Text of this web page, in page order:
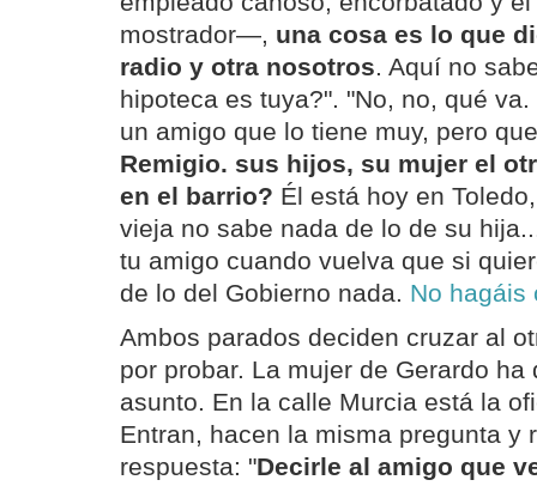
mostrador—, una cosa es lo que
radio y otra nosotros. Aquí no
hipoteca es tuya?". "No, no, qué
un amigo que lo tiene muy, pero
Remigio. sus hijos, su mujer el
en el barrio? Él está hoy en
vieja no sabe nada de lo de su
tu amigo cuando vuelva que si
de lo del Gobierno nada. No hagáis
Ambos parados deciden cruzar al
por probar. La mujer de Gerardo
asunto. En la calle Murcia está la
Entran, hacen la misma pregunta y
respuesta: "Decirle al amigo que